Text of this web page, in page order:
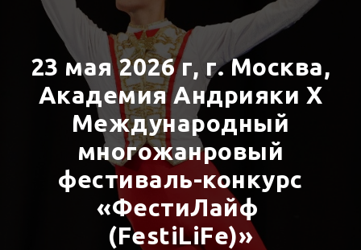
23 мая 2026 г, г. Москва,
Академия Андрияки X
Международный
многожанровый
фестиваль-конкурс
«ФестиЛайф
(FestiLiFe)»